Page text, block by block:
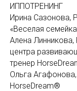
ИППОТРЕНИНГ
Ирина Сазонова,
«Веселая
Алена
центра
тренер
Ольга
HorseDream®